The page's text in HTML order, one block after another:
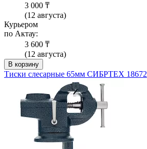
3 000 ₸
(12 августа)
Курьером
по Актау:
3 600 ₸
(12 августа)
В корзину
Тиски слесарные 65мм СИБРТЕХ 18672